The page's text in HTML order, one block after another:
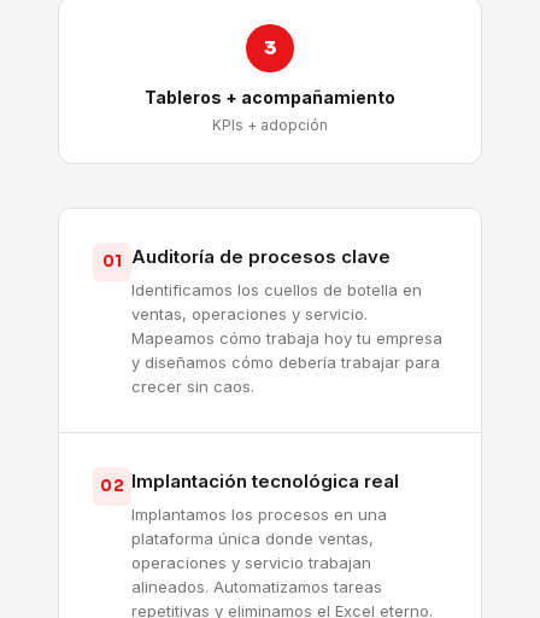
3
Tableros + acompañamiento
KPIs + adopción
01 Auditoría de procesos clave
Identificamos los cuellos de botella en
ventas, operaciones y servicio.
Mapeamos cómo trabaja hoy tu empresa
y diseñamos cómo debería trabajar para
crecer sin caos.
02 Implantación tecnológica real
Implantamos los procesos en una
plataforma única donde ventas,
operaciones y servicio trabajan
alineados. Automatizamos tareas
repetitivas y eliminamos el Excel eterno.